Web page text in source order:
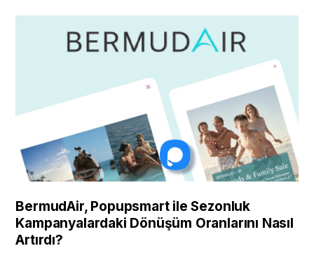
BermudAir, Popupsmart ile Sezonluk
Kampanyalardaki Dönüşüm Oranlarını Nasıl
Artırdı?